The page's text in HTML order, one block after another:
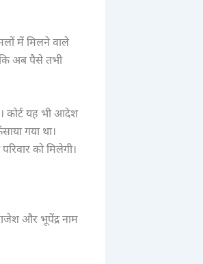
में मिलने वाले
अब पैसे तभी
कोर्ट यह भी आदेश
गया था।
को मिलेगी।
और भूपेंद्र नाम